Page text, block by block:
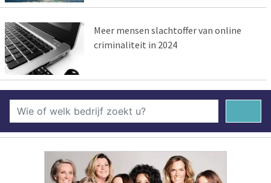
Meer mensen slachtoffer van online
criminaliteit in 2024